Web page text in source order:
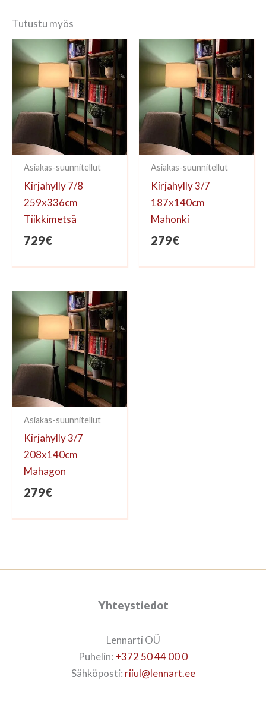
Tutustu myös
Asiakas-suunnitellut
Kirjahylly 7/8
259x336cm
Tiikkimetsä
729€
Asiakas-suunnitellut
Kirjahylly 3/7
187x140cm
Mahonki
279€
Asiakas-suunnitellut
Kirjahylly 3/7
208x140cm
Mahagon
279€
Yhteystiedot
Lennarti OÜ
Puhelin: +372 50 44 00 0
Sähköposti: riiul@lennart.ee